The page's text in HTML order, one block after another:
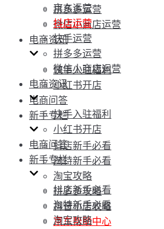
拼多多运营
微信小商店运营
电商资讯
快手入驻福利
小红书开店
电商问答
新手专栏
抖店新手必看
淘特新手必看
淘宝攻略
拼多多攻略
抖音小店攻略
京东帮助中心
京东运营
抖店运营
快手运营
拼多多运营
微信小商店运营
电商资讯
快手入驻福利
小红书开店
电商问答
新手专栏
抖店新手必看
淘特新手必看
淘宝攻略